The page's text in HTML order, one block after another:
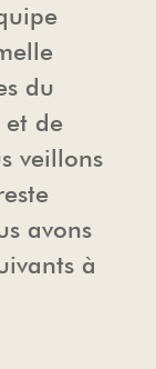
du
et de
veillons
avons
à